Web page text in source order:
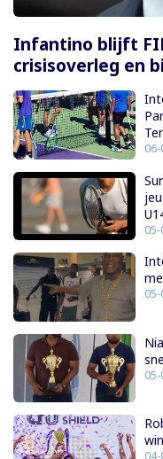
Infantino blijft
crisisoverleg en